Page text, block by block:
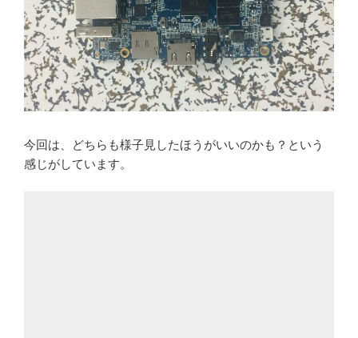
今回は、どちらも様子見したほうがいいのかも？という
感じがしています。